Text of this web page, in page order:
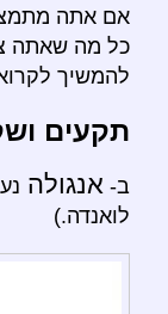
אם אתה
כל מה שאתה
להמשיך
תקעים
ב- אנגולה
לואנדה.)